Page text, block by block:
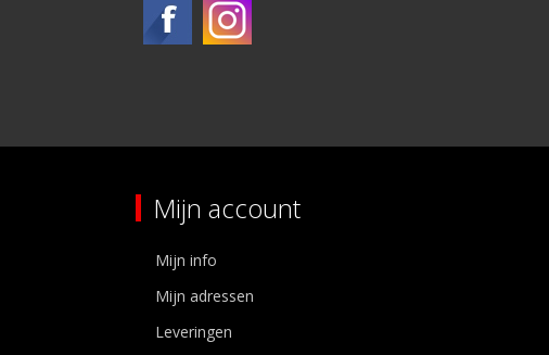
Mijn account
Mijn info
Mijn adressen
Leveringen